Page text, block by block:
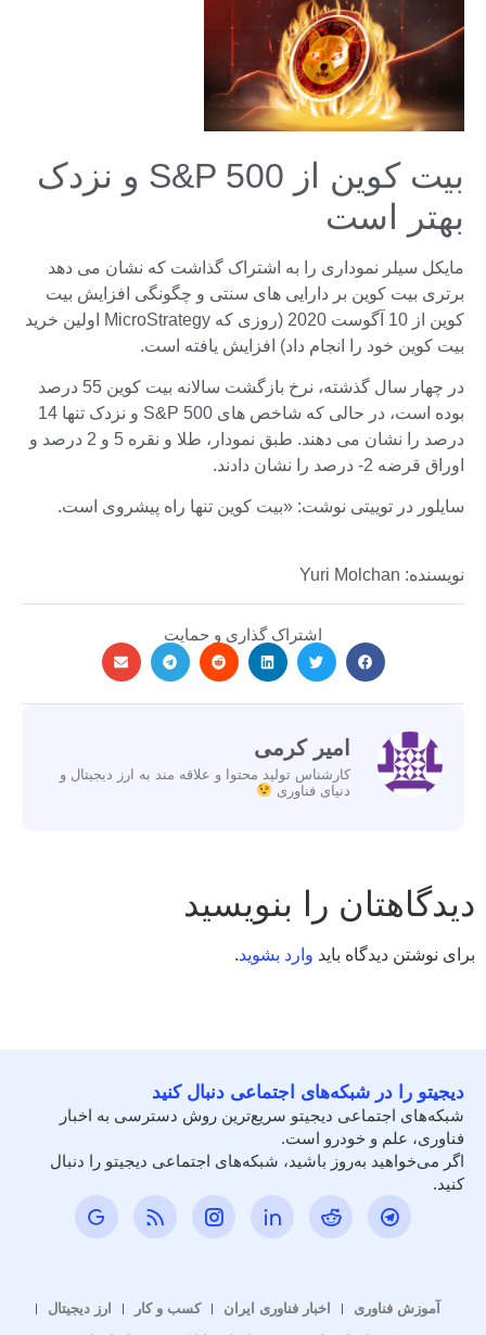
بیت کوین از S&P 500 و نزدک
بهتر است
مایکل سیلر نموداری را به اشتراک گذاشت که نشان می دهد
برتری بیت کوین بر دارایی های سنتی و چگونگی افزایش بیت
کوین از 10 آگوست 2020 (روزی که MicroStrategy اولین خرید
بیت کوین خود را انجام داد) افزایش یافته است.
در چهار سال گذشته، نرخ بازگشت سالانه بیت کوین 55 درصد
بوده است، در حالی که شاخص های S&P 500 و نزدک تنها 14
درصد را نشان می دهند. طبق نمودار، طلا و نقره 5 و 2 درصد و
اوراق قرضه 2- درصد را نشان دادند.
سایلور در توییتی نوشت: «بیت کوین تنها راه پیشروی است.
نویسنده: Yuri Molchan
اشتراک گذاری و حمایت
امیر کرمی
کارشناس تولید محتوا و علاقه مند به ارز دیجیتال و
دنیای فناوری
دیدگاهتان را بنویسید
برای نوشتن دیدگاه باید وارد بشوید.
دیجیتو را در شبکه‌های اجتماعی دنبال کنید
شبکه‌های اجتماعی دیجیتو سریع‌ترین روش دسترسی به اخبار
فناوری، علم و خودرو است.
اگر می‌خواهید به‌روز باشید، شبکه‌های اجتماعی دیجیتو را دنبال
کنید.
آموزش فناوری اخبار فناوری ایران کسب و کار
ارز دیجیتال